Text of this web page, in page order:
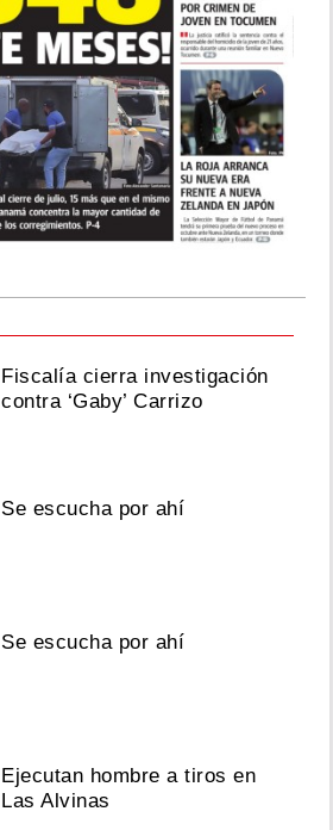
Fiscalía cierra investigación
contra ‘Gaby’ Carrizo
Se escucha por ahí
Se escucha por ahí
Ejecutan hombre a tiros en
Las Alvinas